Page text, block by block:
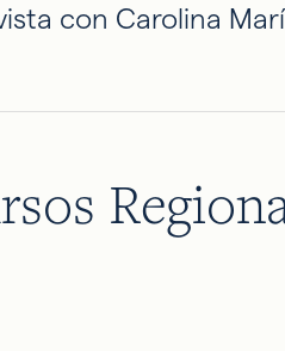
con Carolina